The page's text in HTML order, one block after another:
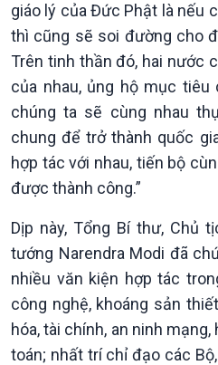
giáo lý của Đức Phật là nếu
thì cũng sẽ soi đường cho
Trên tinh thần đó, hai nước
của nhau, ủng hộ mục
chúng ta sẽ cùng nhau
chung để trở thành quốc
hợp tác với nhau, tiến bộ
được thành công.”
Dịp này, Tổng Bí thư, Chủ
tướng Narendra Modi đã
nhiều văn kiện hợp tác
công nghệ, khoáng sản
hóa, tài chính, an ninh
toán; nhất trí chỉ đạo các